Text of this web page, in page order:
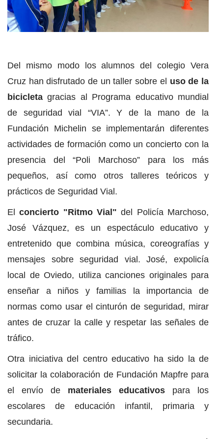
Del mismo modo los alumnos del colegio Vera
Cruz han disfrutado de un taller sobre el uso de la
bicicleta gracias al Programa educativo mundial
de seguridad vial “VIA”. Y de la mano de la
Fundación Michelin se implementarán diferentes
actividades de formación como un concierto con la
presencia del “Poli Marchoso” para los más
pequeños, así como otros talleres teóricos y
prácticos de Seguridad Vial.
Elconcierto "Ritmo Vial"del Policía Marchoso,
José Vázquez, es un espectáculo educativo y
entretenido que combina música, coreografías y
mensajes sobre seguridad vial. José, expolicía
local de Oviedo, utiliza canciones originales para
enseñar a niños y familias la importancia de
normas como usar el cinturón de seguridad, mirar
antes de cruzar la calle y respetar las señales de
tráfico.
Otra iniciativa del centro educativo ha sido la de
solicitar la colaboración de Fundación Mapfre para
el envío de materiales educativos para los
escolares de educación infantil, primaria y
secundaria.